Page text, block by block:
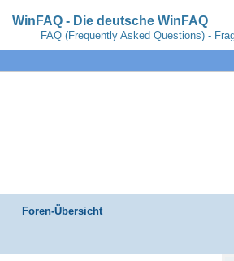
WinFAQ - Die deutsche WinFAQ
FAQ (Frequently Asked Questions) -
Foren-Übersicht